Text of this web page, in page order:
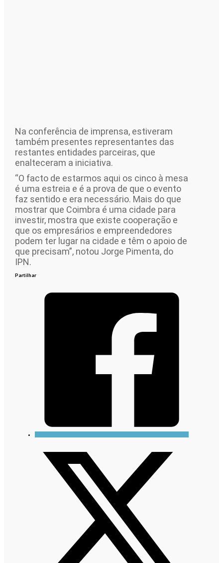
Na conferência de imprensa, estiveram
também presentes representantes das
restantes entidades parceiras, que
enalteceram a iniciativa.
“O facto de estarmos aqui os cinco à mesa
é uma estreia e é a prova de que o evento
faz sentido e era necessário. Mais do que
mostrar que Coimbra é uma cidade para
investir, mostra que existe cooperação e
que os empresários e empreendedores
podem ter lugar na cidade e têm o apoio de
que precisam”, notou Jorge Pimenta, do
IPN.
Partilhar